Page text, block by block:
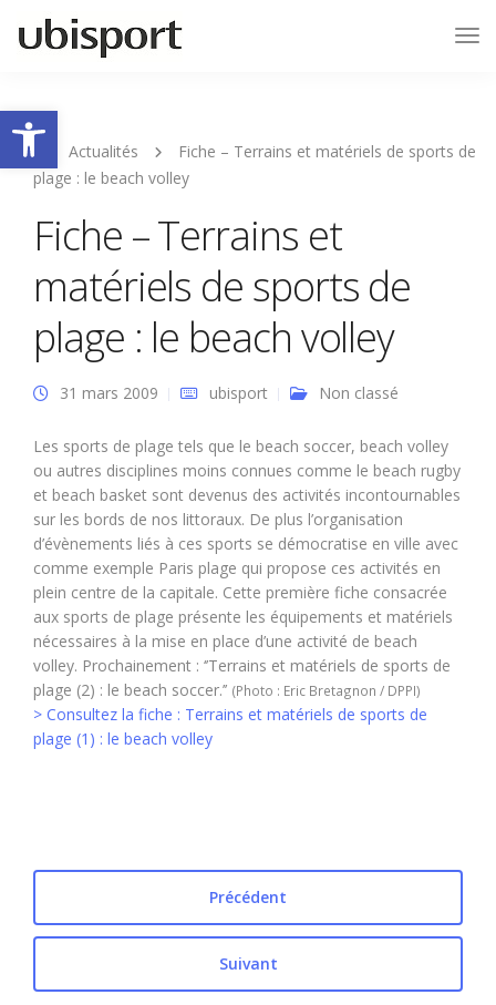
Ouvrir la barre d’outils
Actualités
Fiche – Terrains et matériels de sports de
plage : le beach volley
Fiche – Terrains et
matériels de sports de
plage : le beach volley
31 mars 2009 ubisport Non classé
Les sports de plage tels que le beach soccer, beach volley
ou autres disciplines moins connues comme le beach rugby
et beach basket sont devenus des activités incontournables
sur les bords de nos littoraux. De plus l’organisation
d’évènements liés à ces sports se démocratise en ville avec
comme exemple Paris plage qui propose ces activités en
plein centre de la capitale. Cette première fiche consacrée
aux sports de plage présente les équipements et matériels
nécessaires à la mise en place d’une activité de beach
volley. Prochainement : ‘’Terrains et matériels de sports de
plage (2) : le beach soccer.’’ (Photo : Eric Bretagnon / DPPI)
> Consultez la fiche : Terrains et matériels de sports de
plage (1) : le beach volley
Précédent
Suivant